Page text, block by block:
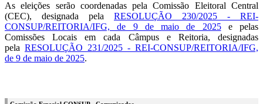
As eleições serão coordenadas pela Comissão Eleitoral Central
(CEC), designada pela RESOLUÇÃO 230/2025 - REI-
CONSUP/REITORIA/IFG, de 9 de maio de 2025e pelas
Comissões Locais em cada Câmpus e Reitoria, designadas
pela RESOLUÇÃO 231/2025 - REI-CONSUP/REITORIA/IFG,
de 9 de maio de 2025.